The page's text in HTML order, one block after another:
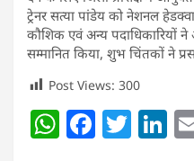
ट्रेनर सत्या पांडेय को नेशनल
कौशिक एवं अन्य पदाधिकारियों
सम्मानित किया, शुभ चिंतकों ने
Post Views: 300
W F T Li